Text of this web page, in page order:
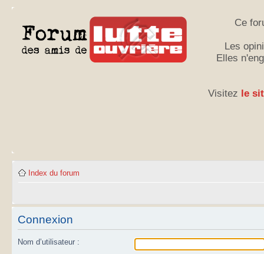
Ce
Les
Elles
Visitez le
Index du forum
Connexion
Nom d’utilisateur :